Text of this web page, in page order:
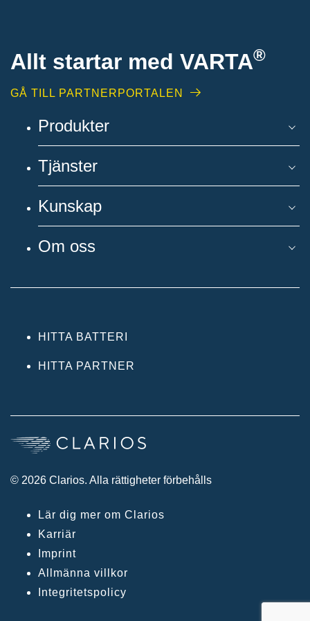
Allt startar med VARTA®
GÅ TILL PARTNERPORTALEN
Produkter
Tjänster
Kunskap
Om oss
HITTA BATTERI
HITTA PARTNER
© 2026 Clarios. Alla rättigheter förbehålls
Lär dig mer om Clarios
Karriär
Imprint
Allmänna villkor
Integritetspolicy